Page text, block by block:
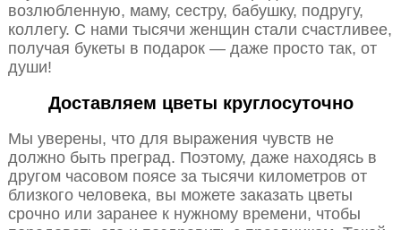
возлюбленную, маму, сестру, бабушку, подругу,
коллегу. С нами тысячи женщин стали счастливее,
получая букеты в подарок — даже просто так, от
души!
Доставляем цветы круглосуточно
Мы уверены, что для выражения чувств не
должно быть преград. Поэтому, даже находясь в
другом часовом поясе за тысячи километров от
близкого человека, вы можете заказать цветы
срочно или заранее к нужному времени, чтобы